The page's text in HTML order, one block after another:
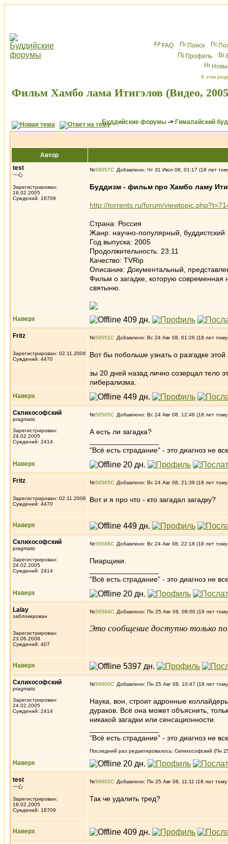
FAQ Поиск
Профиль
В этом
Фильм Хамбо лама Итигэлов (Видео,
Буддийские форумы -> Гималайский
Автор
test
一心
Зарегистрирован:
18.02.2005
Суждений: 18709
№56057 Добавлено: Чт 31 Июл 08, 01:17 (18 лет
Буддизм - фильм про Хамбо ламу
http://torrents.ru/forum/
Страна: Россия
Жанр: научно-популярный, буддистский
Год выпуска: 2005
Продолжительность: 23:11
Качество: TVRip
Описание: Документальный,
Фильм о загадке, которую современная
святыню.
Наверх
Fritz
Зарегистрирован: 02.11.2006
Суждений: 4470
№56551 Добавлено: Вс 24 Авг 08, 01:26 (18 лет
Вот бы побольше узнать о разгадке этой
зы 20 дней назад лично созерцал тело
либерализма.
Наверх
Склихософский
pragmatic
Зарегистрирован:
24.02.2005
Суждений: 2414
№56565 Добавлено: Вс 24 Авг 08, 12:46 (18 лет
А есть ли загадка?
"Всё есть страдание" - это диагноз не
Наверх
Fritz
Зарегистрирован: 02.11.2006
Суждений: 4470
№56585 Добавлено: Вс 24 Авг 08, 21:39 (18 лет
Вот и я про что - кто загадал загадку?
Наверх
Склихософский
pragmatic
Зарегистрирован:
24.02.2005
Суждений: 2414
№56586 Добавлено: Вс 24 Авг 08, 22:18 (18 лет
Пиарщики.
"Всё есть страдание" - это диагноз не
Наверх
Lalay
заблокирован
Зарегистрирован:
23.06.2008
Суждений: 407
№56594 Добавлено: Пн 25 Авг 08, 08:00 (18 лет
Это сообщение доступно только
Наверх
Склихософский
pragmatic
Зарегистрирован:
24.02.2005
Суждений: 2414
№56600 Добавлено: Пн 25 Авг 08, 10:47 (18 лет
Наука, вон, строит адронные
дураков. Всё она может объяснить,
никакой загадки или сенсационности.
"Всё есть страдание" - это диагноз не
Последний раз редактировалось: Склихософский (Пн
Наверх
test
一心
Зарегистрирован:
18.02.2005
Суждений: 18709
№56602 Добавлено: Пн 25 Авг 08, 11:11 (18 лет тому
Так че удалить тред?
Наверх